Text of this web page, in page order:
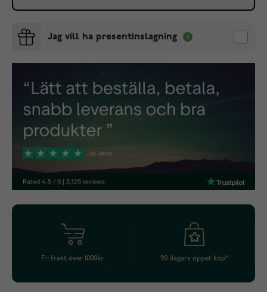
Jag vill ha presentinslagning
Fri frakt över 1000kr 90 dagars öppet köp*